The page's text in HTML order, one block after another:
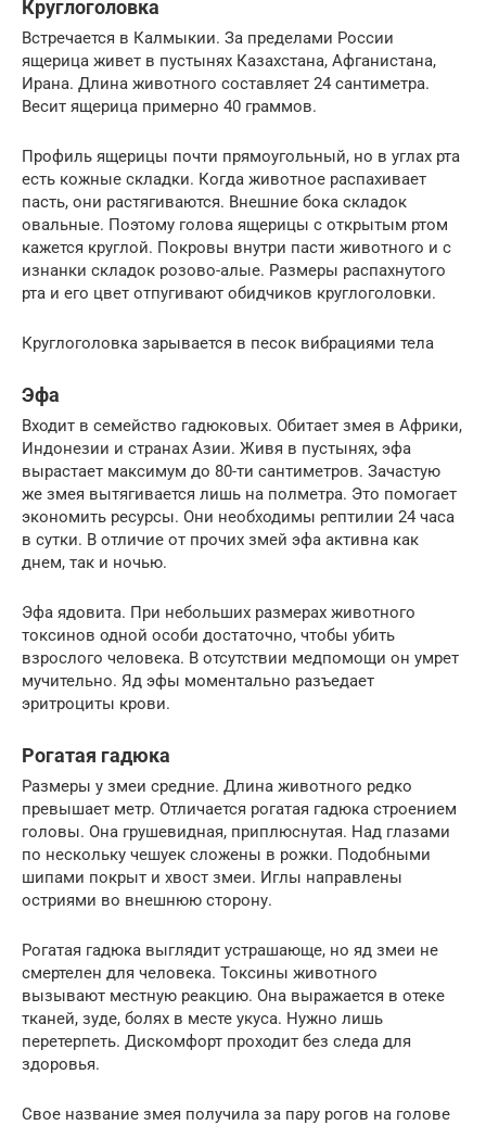
Круглоголовка
Встречается в Калмыкии. За пределами России
ящерица живет в пустынях Казахстана, Афганистана,
Ирана. Длина животного составляет 24 сантиметра.
Весит ящерица примерно 40 граммов.
Профиль ящерицы почти прямоугольный, но в углах рта
есть кожные складки. Когда животное распахивает
пасть, они растягиваются. Внешние бока складок
овальные. Поэтому голова ящерицы с открытым ртом
кажется круглой. Покровы внутри пасти животного и с
изнанки складок розово-алые. Размеры распахнутого
рта и его цвет отпугивают обидчиков круглоголовки.
Круглоголовка зарывается в песок вибрациями тела
Эфа
Входит в семейство гадюковых. Обитает змея в Африки,
Индонезии и странах Азии. Живя в пустынях, эфа
вырастает максимум до 80-ти сантиметров. Зачастую
же змея вытягивается лишь на полметра. Это помогает
экономить ресурсы. Они необходимы рептилии 24 часа
в сутки. В отличие от прочих змей эфа активна как
днем, так и ночью.
Эфа ядовита. При небольших размерах животного
токсинов одной особи достаточно, чтобы убить
взрослого человека. В отсутствии медпомощи он умрет
мучительно. Яд эфы моментально разъедает
эритроциты крови.
Рогатая гадюка
Размеры у змеи средние. Длина животного редко
превышает метр. Отличается рогатая гадюка строением
головы. Она грушевидная, приплюснутая. Над глазами
по нескольку чешуек сложены в рожки. Подобными
шипами покрыт и хвост змеи. Иглы направлены
остриями во внешнюю сторону.
Рогатая гадюка выглядит устрашающе, но яд змеи не
смертелен для человека. Токсины животного
вызывают местную реакцию. Она выражается в отеке
тканей, зуде, болях в месте укуса. Нужно лишь
перетерпеть. Дискомфорт проходит без следа для
здоровья.
Свое название змея получила за пару рогов на голове